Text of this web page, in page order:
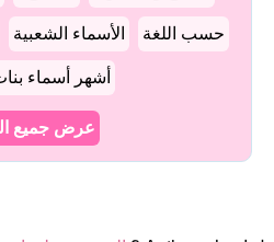
حسب اللغة الأسماء الشعبية
أشهر أسماء بنات
عرض جميع